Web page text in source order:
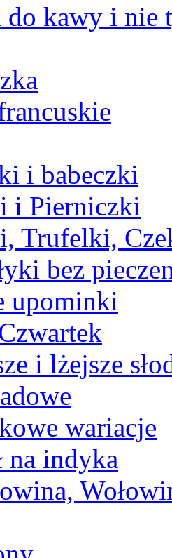
do kawy i nie
i babeczki
i Pierniczki
Trufelki,
bez
upominki
i lżejsze
wariacje
na indyka